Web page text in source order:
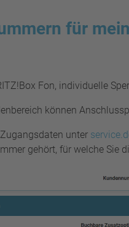
für
Fon, individuelle
können
unter
gehört, für welche Sie